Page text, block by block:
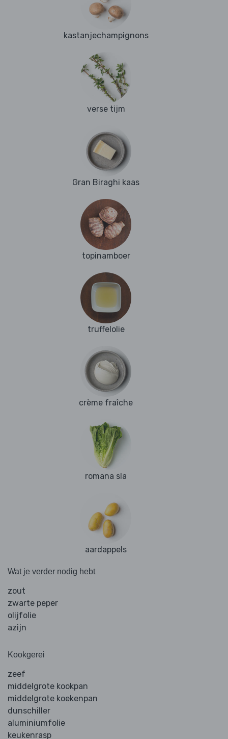
kastanjechampignons
verse tijm
Gran Biraghi kaas
topinamboer
truffelolie
crème fraîche
romana sla
aardappels
Wat je verder nodig hebt
zout
zwarte peper
olijfolie
azijn
Kookgerei
zeef
middelgrote kookpan
middelgrote koekenpan
dunschiller
aluminiumfolie
keukenrasp